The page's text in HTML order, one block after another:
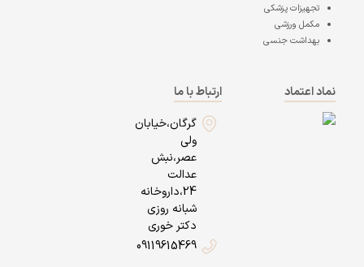
تجهیزات پزشکی
مکمل ورزشی
بهداشت جنسی
نماد اعتماد
ارتباط با ما
گرگان،خیابان
ولی
عصر،نبش
عدالت
24،داروخانه
شبانه روزی
دکتر خوری
09119615469